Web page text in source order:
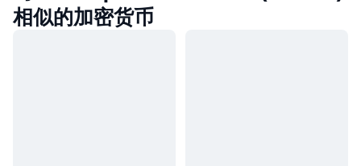
相似的加密货币